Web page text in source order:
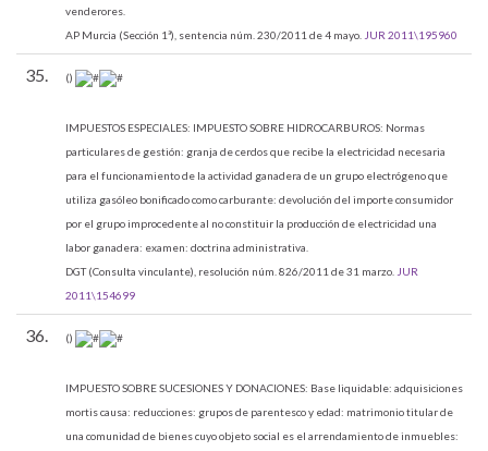
venderores.
AP Murcia (Sección 1ª), sentencia núm. 230/2011 de 4 mayo. JUR 2011\195960
35. ()
IMPUESTOS ESPECIALES: IMPUESTO SOBRE HIDROCARBUROS: Normas
particulares de gestión: granja de cerdos que recibe la electricidad necesaria
para el funcionamiento de la actividad ganadera de un grupo electrógeno que
utiliza gasóleo bonificado como carburante: devolución del importe consumidor
por el grupo improcedente al no constituir la producción de electricidad una
labor ganadera: examen: doctrina administrativa.
DGT (Consulta vinculante), resolución núm. 826/2011 de 31 marzo. JUR
2011\154699
36. ()
IMPUESTO SOBRE SUCESIONES Y DONACIONES: Base liquidable: adquisiciones
mortis causa: reducciones: grupos de parentesco y edad: matrimonio titular de
una comunidad de bienes cuyo objeto social es el arrendamiento de inmuebles: